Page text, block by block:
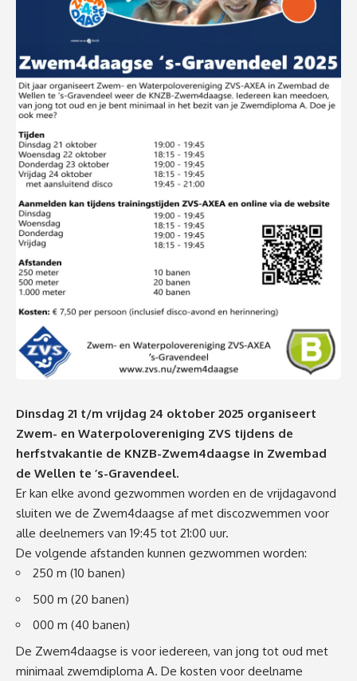
Dinsdag 21 t/m vrijdag 24 oktober 2025 organiseert
Zwem- en Waterpolovereniging ZVS tijdens de
herfstvakantie de KNZB-Zwem4daagse in Zwembad
de Wellen te ’s-Gravendeel.
Er kan elke avond gezwommen worden en de vrijdagavond
sluiten we de Zwem4daagse af met discozwemmen voor
alle deelnemers van 19:45 tot 21:00 uur.
De volgende afstanden kunnen gezwommen worden:
250 m (10 banen)
500 m (20 banen)
000 m (40 banen)
De Zwem4daagse is voor iedereen, van jong tot oud met
minimaal zwemdiploma A. De kosten voor deelname